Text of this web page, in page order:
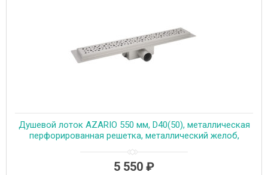
Душевой лоток AZARIO 550 мм, D40(50), металлическая
перфорированная решетка, металлический желоб,
5 550 ₽